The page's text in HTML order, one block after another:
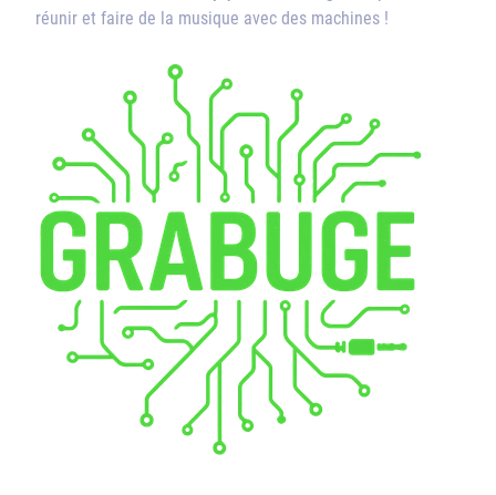
réunir et faire de la musique avec des machines !